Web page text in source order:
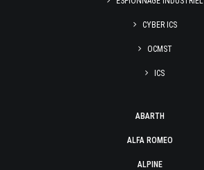
CYBER ICS
OCMST
ICS
ABARTH
ALFA ROMEO
ALPINE